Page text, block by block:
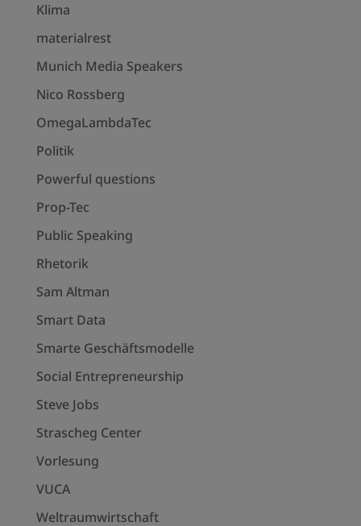
Klima
materialrest
Munich Media Speakers
Nico Rossberg
OmegaLambdaTec
Politik
Powerful questions
Prop-Tec
Public Speaking
Rhetorik
Sam Altman
Smart Data
Smarte Geschäftsmodelle
Social Entrepreneurship
Steve Jobs
Strascheg Center
Vorlesung
VUCA
Weltraumwirtschaft